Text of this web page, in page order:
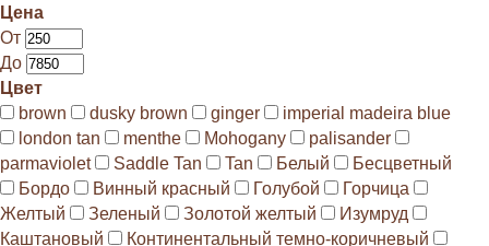
Цена
От
До
Цвет
brown
dusky brown ginger
imperial madeira blue
london tan
menthe Mohogany
palisander
parmaviolet
Saddle Tan Tan Белый
Бесцветный
Бордо
Винный красный Голубой
Горчица
Желтый
Зеленый Золотой желтый
Изумруд
Каштановый
Континентальный темно-коричневый